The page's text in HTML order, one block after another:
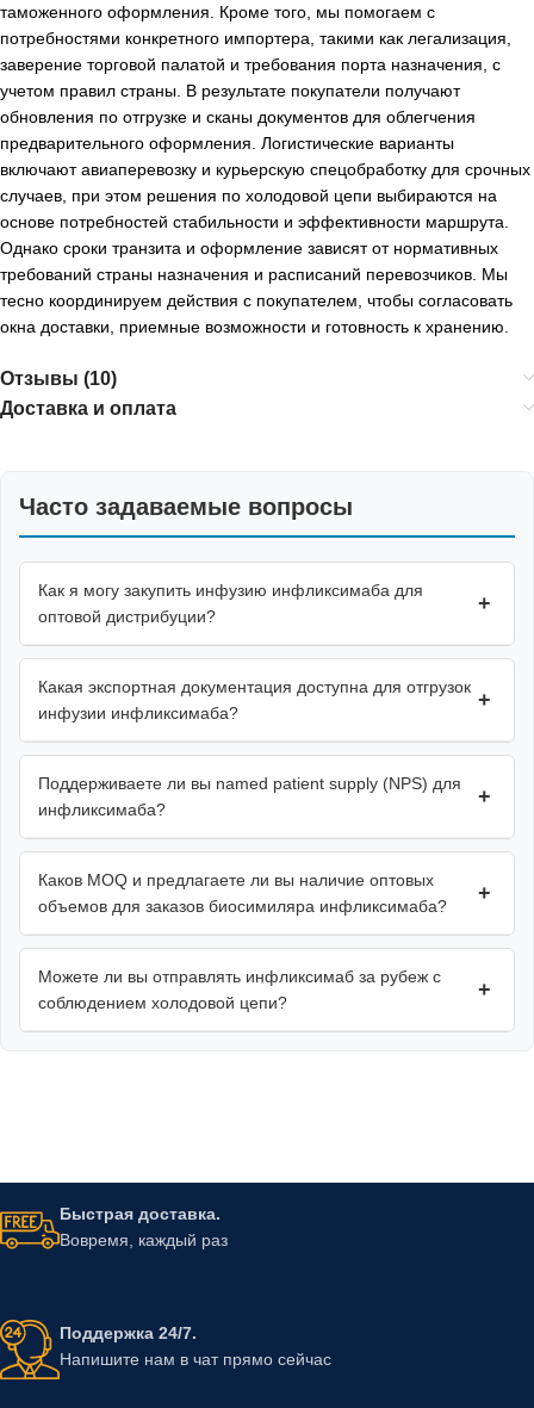
таможенного оформления. Кроме того, мы помогаем с
потребностями конкретного импортера, такими как легализация,
заверение торговой палатой и требования порта назначения, с
учетом правил страны. В результате покупатели получают
обновления по отгрузке и сканы документов для облегчения
предварительного оформления. Логистические варианты
включают авиаперевозку и курьерскую спецобработку для срочных
случаев, при этом решения по холодовой цепи выбираются на
основе потребностей стабильности и эффективности маршрута.
Однако сроки транзита и оформление зависят от нормативных
требований страны назначения и расписаний перевозчиков. Мы
тесно координируем действия с покупателем, чтобы согласовать
окна доставки, приемные возможности и готовность к хранению.
Отзывы (10)
Доставка и оплата
Часто задаваемые вопросы
Как я могу закупить инфузию инфликсимаба для
оптовой дистрибуции?
+
Какая экспортная документация доступна для отгрузок
инфузии инфликсимаба?
+
Поддерживаете ли вы named patient supply (NPS) для
инфликсимаба?
+
Каков MOQ и предлагаете ли вы наличие оптовых
объемов для заказов биосимиляра инфликсимаба?
+
Можете ли вы отправлять инфликсимаб за рубеж с
соблюдением холодовой цепи?
+
Быстрая доставка.
Вовремя, каждый раз
Поддержка 24/7.
Напишите нам в чат прямо сейчас